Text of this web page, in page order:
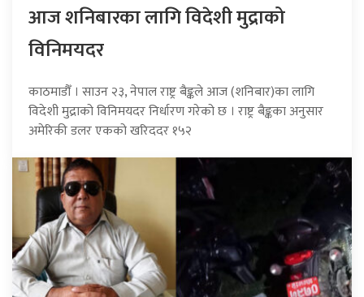
आज शनिबारका लागि विदेशी मुद्राको
विनिमयदर
काठमाडौँ । साउन २३, नेपाल राष्ट्र बैङ्कले आज (शनिबार)का लागि
विदेशी मुद्राको विनिमयदर निर्धारण गरेको छ । राष्ट्र बैङ्कका अनुसार
अमेरिकी डलर एकको खरिददर १५२